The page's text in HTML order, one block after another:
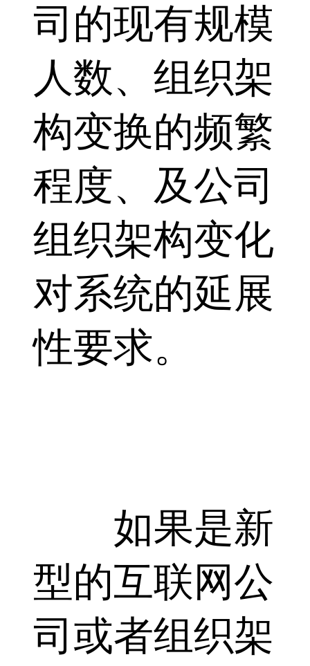
司的现有规模
人数、组织架
构变换的频繁
程度、及公司
组织架构变化
对系统的延展
性要求。
如果是新
型的互联网公
司或者组织架